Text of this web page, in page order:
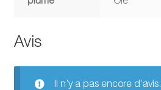
Avis
Il n’y a pas encore d’avis.